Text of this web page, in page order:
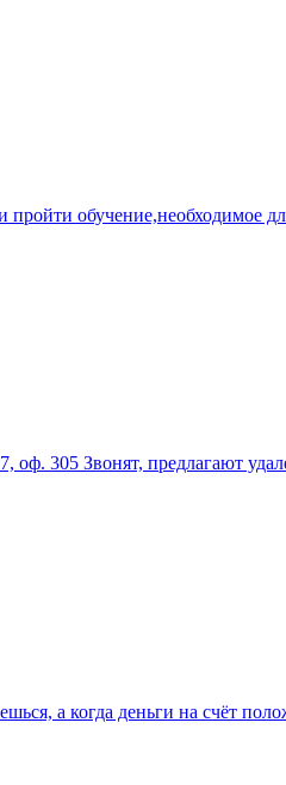
обучение,необходимое
305 Звонят, предлагают
а когда деньги на счёт